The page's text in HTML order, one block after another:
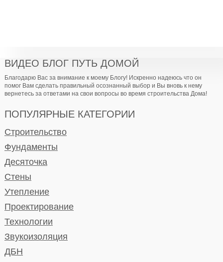
ВИДЕО БЛОГ ПУТЬ ДОМОЙ
Благодарю Вас за внимание к моему Блогу! Искренно надеюсь что он
помог Вам сделать правильный осознанный выбор и Вы вновь к нему
вернетесь за ответами на свои вопросы во время строительства Дома!
ПОПУЛЯРНЫЕ КАТЕГОРИИ
Строительство
Фундаменты
Десяточка
Стены
Утепление
Проектирование
Технологии
Звукоизоляция
ДБН